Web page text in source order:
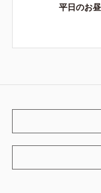
平日のお